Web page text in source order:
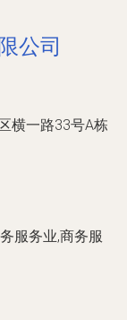
公司
横一路33号A栋
服务业,商务服